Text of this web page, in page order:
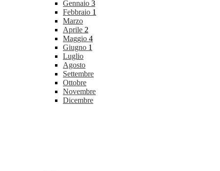
Gennaio 3
Febbraio 1
Marzo
Aprile 2
Maggio 4
Giugno 1
Luglio
Agosto
Settembre
Ottobre
Novembre
Dicembre